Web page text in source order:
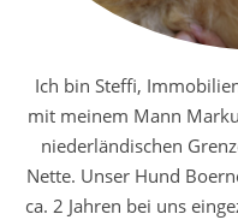
Ich bin Steffi,
mit meinem Mann
niederländischen
Nette. Unser Hund
ca. 2 Jahren bei uns